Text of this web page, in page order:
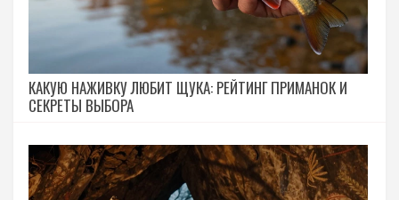
КАКУЮ НАЖИВКУ ЛЮБИТ ЩУКА: РЕЙТИНГ ПРИМАНОК И
СЕКРЕТЫ ВЫБОРА